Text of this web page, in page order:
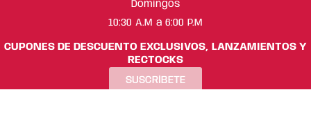
Domingos
10:30 A.M a 6:00 P.M
CUPONES DE DESCUENTO EXCLUSIVOS, LANZAMIENTOS Y
RECTOCKS
SUSCRÍBETE